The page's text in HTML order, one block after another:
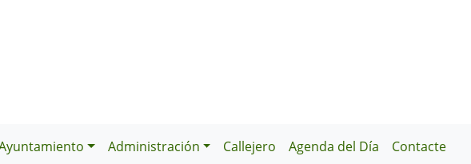
Administración Callejero Agenda del Día Contacte